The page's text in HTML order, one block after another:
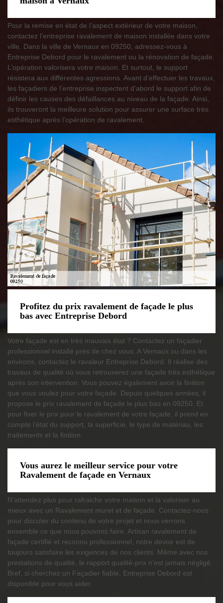
Pour la remise en état de l’aspect extérieur de votre maison,
contactez l’entreprise ravalement de maison installée dans votre
ville. Dans la ville de Vernaux en 09250, adressez-vous à
Entreprise Debord pour le ravalement ou la rénovation de façade.
L’opération valorisera votre maison. Et surtout, le support
résistera aux différentes agressions. Avant d’effectuer les travaux,
les façadiers de l’entreprise inspectent d’abord le support afin de
définir les causes des défaillances au niveau de la façade. Ainsi,
ils trouveront la meilleure solution pour assurer une surface très
esthétique après l’opération de ravalement.
Profitez du prix ravalement de façade le plus
bas avec Entreprise Debord
Votre façade est en très mauvais état ? Contactez un façadier
professionnel installé près de chez vous. A Vernaux ou dans les
environs, contactez le ravaleur Entreprise Debord. Il réalise des
travaux de qualité où vous retrouverez une façade très esthétique
après son intervention. Vous pouvez également avoir la finition
que vous voulez pour votre façade. Depuis quelques années, il
propose le prix ravalement de façade le plus bas en 09250. Et
pour fixer le prix pour le ravalement de votre façade, il prend en
compte l’état du support, la superficie, le type de matériau, les
traitements et la finition.
Vous aurez le meilleur service pour votre
Ravalement de façade en Vernaux
N’attendez plus pour rafraichir votre maison et la valoriser au
mieux avec un Ravalement muret et de façade. Contactez-nous
pour discuter du contenu de votre projet et nous verrons
ensemble ce que nous pouvons faire. Artisan ravalement de
façade certifié et reconnu professionnel, notre devoir est de
toujours satisfaire les exigences de nos clients. Même avec nos
prestations de qualité, le rapport qualité-prix n’est jamais négligé.
Bref, si cherchez un Façadier fiable, Entreprise Debord est
disponible pour vous aider.